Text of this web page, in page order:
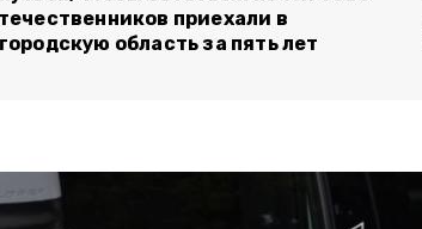
приехали в
область за пять лет